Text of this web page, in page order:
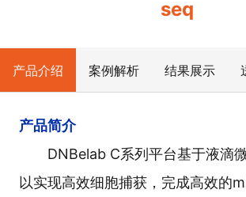
seq
产品介绍 案例解析 结果展示
产品简介
DNBelab C系列平台基于液滴
以实现高效细胞捕获，完成高效的